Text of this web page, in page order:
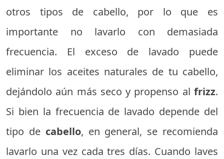
otros tipos de cabello, por lo que es
importante no lavarlo con demasiada
frecuencia. El exceso de lavado puede
eliminar los aceites naturales de tu cabello,
dejándolo aún más seco y propenso al frizz.
Si bien la frecuencia de lavado depende del
tipo de cabello, en general, se recomienda
lavarlo una vez cada tres días. Cuando laves